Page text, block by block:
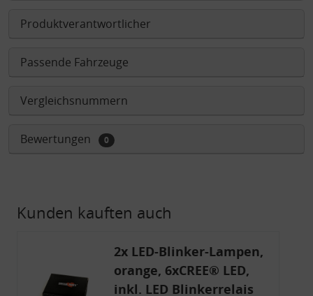
Produktverantwortlicher
Passende Fahrzeuge
Vergleichsnummern
Bewertungen 0
Kunden kauften auch
2x LED-Blinker-Lampen,
orange, 6xCREE® LED,
inkl. LED Blinkerrelais